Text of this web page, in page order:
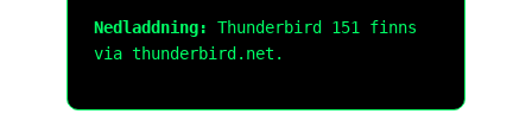
Nedladdning:
Thunderbird 151 finns
via thunderbird.net.